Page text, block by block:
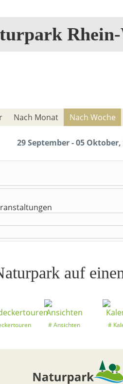
Nach Monat Nach Woche
29 September - 05 Oktober,
auf
Ansichten